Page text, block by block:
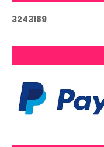
3243189